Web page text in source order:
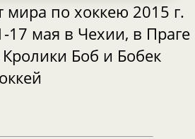
мира по хоккею 2015 г.
мая в Чехии, в Праге
Боб и Бобек